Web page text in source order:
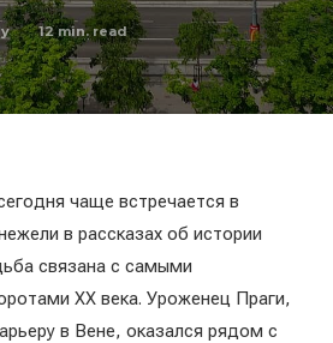
12min. read
чаще встречается в
в рассказах об истории
связана с самыми
XX века. Уроженец Праги,
в Вене, оказался рядом с